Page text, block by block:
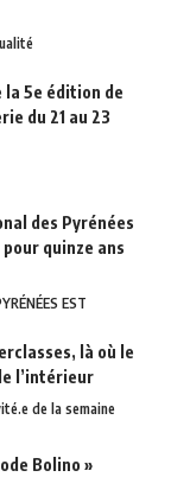
la 5e édition de
du 21 au 23
des Pyrénées
quinze ans
EST
là où le
l’intérieur
de la semaine
Bolino »